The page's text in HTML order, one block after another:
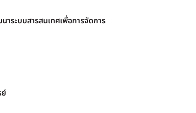
าระบบสารสนเทศเพื่อการจัดการ